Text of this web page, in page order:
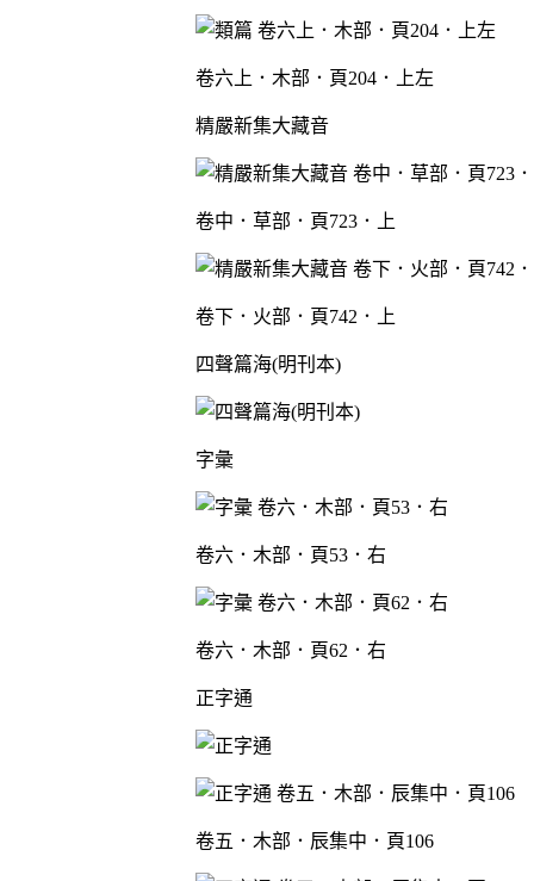
卷六上．木部．頁204．上左
精嚴新集大藏音
卷中．草部．頁723．上
卷下．火部．頁742．上
四聲篇海(明刊本)
字彙
卷六．木部．頁53．右
卷六．木部．頁62．右
正字通
卷五．木部．辰集中．頁106